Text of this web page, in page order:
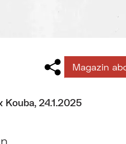
Magazin
Kouba, 24.1.2025